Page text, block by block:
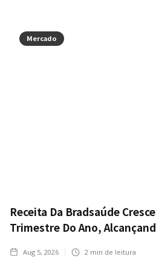
Mercado
Receita Da Bradsaúde
Trimestre Do Ano,
Aug 5, 2026 2 min de leitura